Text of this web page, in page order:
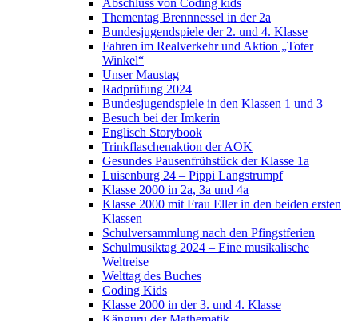
Abschluss von Coding kids
Thementag Brennnessel in der 2a
Bundesjugendspiele der 2. und 4. Klasse
Fahren im Realverkehr und Aktion „Toter
Winkel“
Unser Maustag
Radprüfung 2024
Bundesjugendspiele in den Klassen 1 und 3
Besuch bei der Imkerin
Englisch Storybook
Trinkflaschenaktion der AOK
Gesundes Pausenfrühstück der Klasse 1a
Luisenburg 24 – Pippi Langstrumpf
Klasse 2000 in 2a, 3a und 4a
Klasse 2000 mit Frau Eller in den beiden ersten
Klassen
Schulversammlung nach den Pfingstferien
Schulmusiktag 2024 – Eine musikalische
Weltreise
Welttag des Buches
Coding Kids
Klasse 2000 in der 3. und 4. Klasse